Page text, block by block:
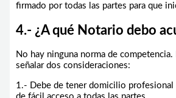
firmado por todas las partes para que
4.- ¿A qué Notario debo
No hay ninguna norma de competencia.
señalar dos consideraciones:
1.- Debe de tener domicilio profesional